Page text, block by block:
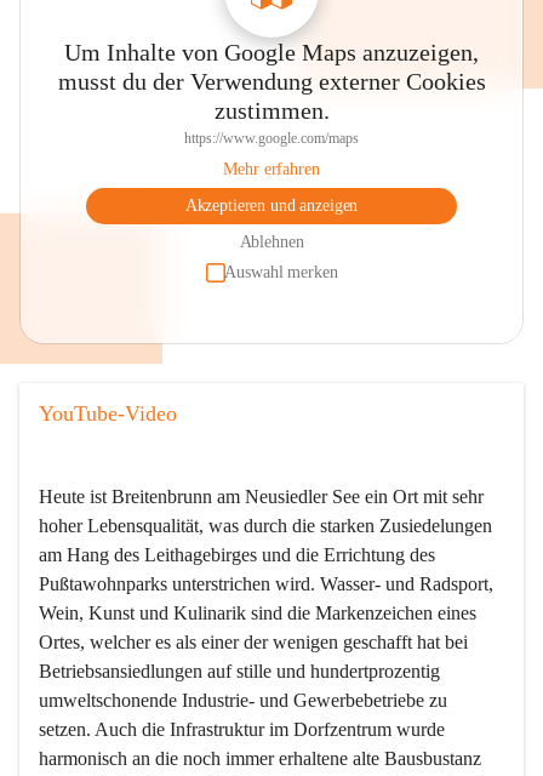
Um Inhalte von Google Maps anzuzeigen,
musst du der Verwendung externer Cookies
zustimmen.
https://www.google.com/maps
Mehr erfahren
Akzeptieren und anzeigen
Ablehnen
Auswahl merken
YouTube-Video
Heute ist Breitenbrunn am Neusiedler See ein Ort mit sehr
hoher Lebensqualität, was durch die starken Zusiedelungen
am Hang des Leithagebirges und die Errichtung des
Pußtawohnparks unterstrichen wird. Wasser- und Radsport,
Wein, Kunst und Kulinarik sind die Markenzeichen eines
Ortes, welcher es als einer der wenigen geschafft hat bei
Betriebsansiedlungen auf stille und hundertprozentig
umweltschonende Industrie- und Gewerbebetriebe zu
setzen. Auch die Infrastruktur im Dorfzentrum wurde
harmonisch an die noch immer erhaltene alte Bausbustanz